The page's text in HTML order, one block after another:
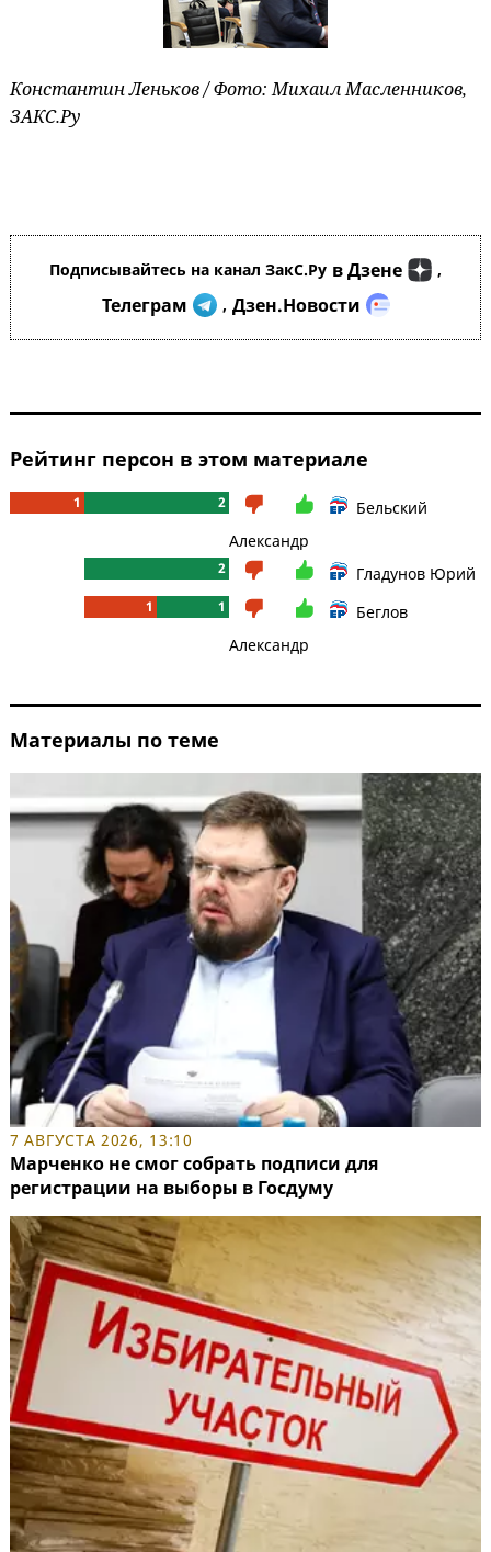
Константин Леньков / Фото: Михаил Масленников,
ЗАКС.Ру
Подписывайтесь на канал ЗакС.Ру в Дзене ,
Телеграм , Дзен.Новости
Рейтинг персон в этом материале
1 2
Бельский
Александр
2 Гладунов Юрий
1 1
Беглов
Александр
Материалы по теме
7 АВГУСТА 2026, 13:10
Марченко не смог собрать подписи для
регистрации на выборы в Госдуму